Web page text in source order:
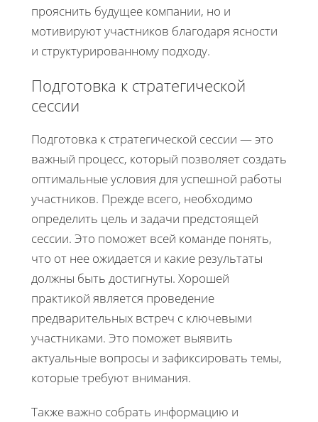
прояснить будущее компании, но и
мотивируют участников благодаря ясности
и структурированному подходу.
Подготовка к стратегической
сессии
Подготовка к стратегической сессии — это
важный процесс, который позволяет создать
оптимальные условия для успешной работы
участников. Прежде всего, необходимо
определить цель и задачи предстоящей
сессии. Это поможет всей команде понять,
что от нее ожидается и какие результаты
должны быть достигнуты. Хорошей
практикой является проведение
предварительных встреч с ключевыми
участниками. Это поможет выявить
актуальные вопросы и зафиксировать темы,
которые требуют внимания.
Также важно собрать информацию и